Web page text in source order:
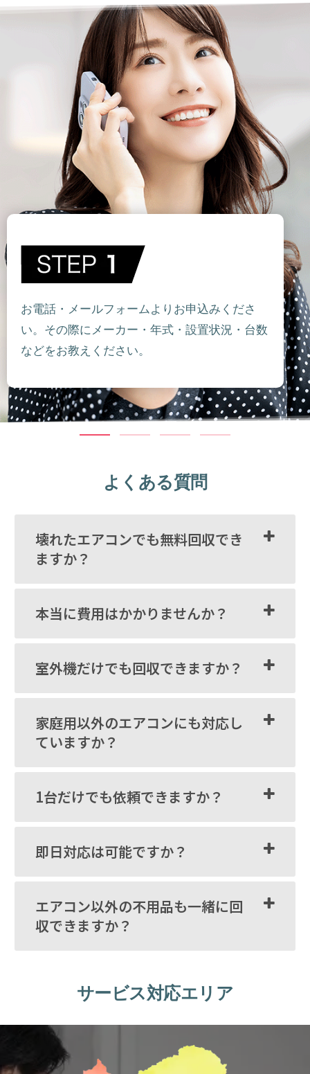
お電話・メールフォームよりお申込みくださ
い。その際にメーカー・年式・設置状況・台数
などをお教えください。
よくある質問
壊れたエアコンでも無料回収でき
ますか？
本当に費用はかかりませんか？
室外機だけでも回収できますか？
家庭用以外のエアコンにも対応し
ていますか？
1台だけでも依頼できますか？
即日対応は可能ですか？
エアコン以外の不用品も一緒に回
収できますか？
サービス対応エリア